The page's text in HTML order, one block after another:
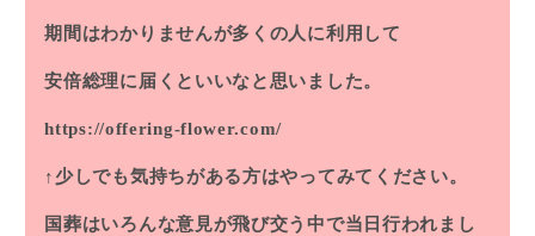
期間はわかりませんが多くの人に利用して
安倍総理に届くといいなと思いました。
https://offering-flower.com/
↑少しでも気持ちがある方はやってみてください。
国葬はいろんな意見が飛び交う中で当日行われまし